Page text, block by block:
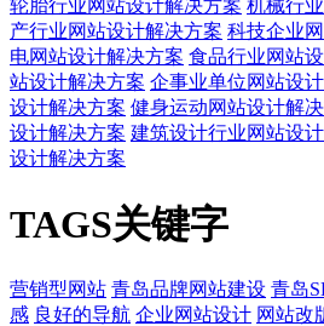
轮胎行业网站设计解决方案 机械行
产行业网站设计解决方案 科技企业
电网站设计解决方案 食品行业网站
站设计解决方案 企事业单位网站设
设计解决方案 健身运动网站设计解
设计解决方案 建筑设计行业网站设
设计解决方案
TAGS关键字
营销型网站 青岛品牌网站建设 青岛
感 良好的导航 企业网站设计 网站改